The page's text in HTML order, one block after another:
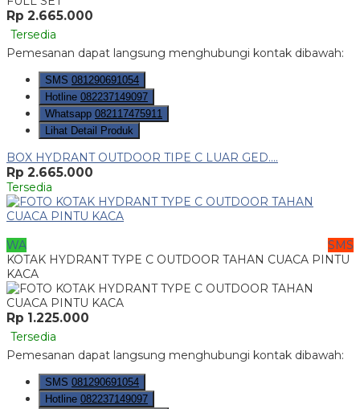
Rp 2.665.000
Tersedia
Pemesanan dapat langsung menghubungi kontak dibawah:
SMS 081290691054
Hotline 082237149097
Whatsapp 082117475911
Lihat Detail Produk
BOX HYDRANT OUTDOOR TIPE C LUAR GED....
Rp 2.665.000
Tersedia
WA
SMS
KOTAK HYDRANT TYPE C OUTDOOR TAHAN CUACA PINTU
KACA
Rp 1.225.000
Tersedia
Pemesanan dapat langsung menghubungi kontak dibawah:
SMS 081290691054
Hotline 082237149097